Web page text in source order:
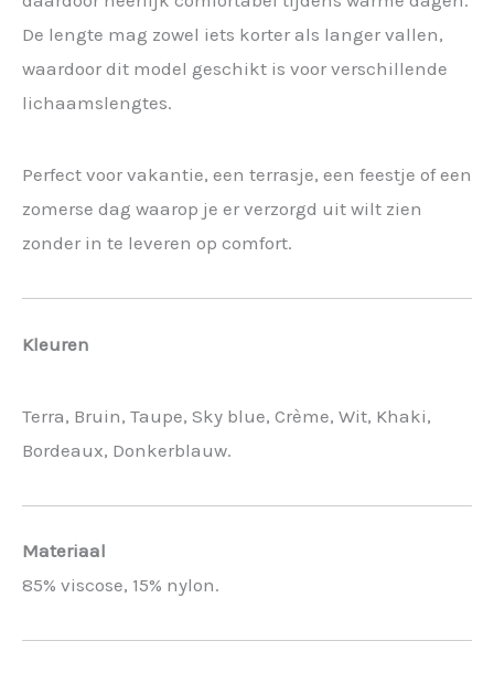
De lengte mag zowel iets korter als langer vallen,
waardoor dit model geschikt is voor verschillende
lichaamslengtes.
Perfect voor vakantie, een terrasje, een feestje of een
zomerse dag waarop je er verzorgd uit wilt zien
zonder in te leveren op comfort.
Kleuren
Terra, Bruin, Taupe, Sky blue, Crème, Wit, Khaki,
Bordeaux, Donkerblauw.
Materiaal
85% viscose, 15% nylon.